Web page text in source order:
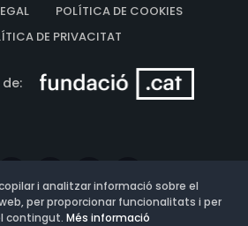
POLÍTICA DE COOKIES
DE PRIVACITAT
de:
i analitzar informació sobre el
per proporcionar funcionalitats i per
contingut. Més informació